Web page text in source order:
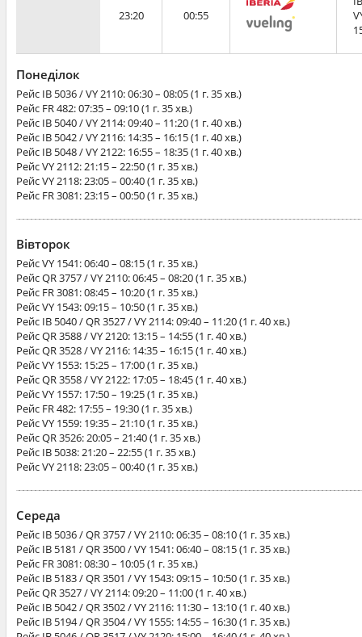
23:20 00:55
Понеділок
Рейс IB 5036 / VY 2110: 06:30 – 08:05 (1 г. 35 хв.)
Рейс FR 482: 07:35 – 09:10 (1 г. 35 хв.)
Рейс IB 5040 / VY 2114: 09:40 – 11:20 (1 г. 40 хв.)
Рейс IB 5042 / VY 2116: 14:35 – 16:15 (1 г. 40 хв.)
Рейс IB 5048 / VY 2122: 16:55 – 18:35 (1 г. 40 хв.)
РейсVY 2112: 21:15 – 22:50 (1 г. 35 хв.)
РейсVY 2118: 23:05 – 00:40 (1 г. 35 хв.)
Рейс FR 3081: 23:15 – 00:50 (1 г. 35 хв.)
Вівторок
РейсVY 1541: 06:40 – 08:15 (1 г. 35 хв.)
РейсQR 3757 / VY 2110: 06:45 – 08:20 (1 г. 35 хв.)
Рейс FR 3081: 08:45 – 10:20 (1 г. 35 хв.)
РейсVY 1543: 09:15 – 10:50 (1 г. 35 хв.)
Рейс IB 5040 / QR 3527 / VY 2114: 09:40 – 11:20 (1 г. 40 хв.)
РейсQR 3588 / VY 2120: 13:15 – 14:55 (1 г. 40 хв.)
РейсQR 3528 / VY 2116: 14:35 – 16:15 (1 г. 40 хв.)
РейсVY 1553: 15:25 – 17:00 (1 г. 35 хв.)
РейсQR 3558 / VY 2122: 17:05 – 18:45 (1 г. 40 хв.)
РейсVY 1557: 17:50 – 19:25 (1 г. 35 хв.)
Рейс FR 482: 17:55 – 19:30 (1 г. 35 хв.)
РейсVY 1559: 19:35 – 21:10 (1 г. 35 хв.)
РейсQR 3526: 20:05 – 21:40 (1 г. 35 хв.)
Рейс IB 5038: 21:20 – 22:55 (1 г. 35 хв.)
РейсVY 2118: 23:05 – 00:40 (1 г. 35 хв.)
Середа
Рейс IB 5036 / QR 3757 / VY 2110: 06:35 – 08:10 (1 г. 35 хв.)
Рейс IB 5181 / QR 3500 / VY 1541: 06:40 – 08:15 (1 г. 35 хв.)
Рейс FR 3081: 08:30 – 10:05 (1 г. 35 хв.)
Рейс IB 5183 / QR 3501 / VY 1543: 09:15 – 10:50 (1 г. 35 хв.)
РейсQR 3527 / VY 2114: 09:20 – 11:00 (1 г. 40 хв.)
Рейс IB 5042 / QR 3502 / VY 2116: 11:30 – 13:10 (1 г. 40 хв.)
Рейс IB 5194 / QR 3504 / VY 1555: 14:55 – 16:30 (1 г. 35 хв.)